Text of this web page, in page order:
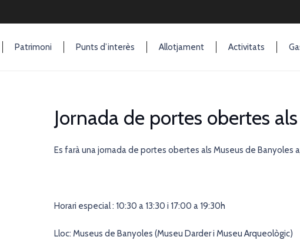
Patrimoni Punts d’interès Allotjament Activitats
Jornada de portes obertes
Es farà una jornada de portes obertes als Museus de Banyoles
Horari especial : 10:30 a 13:30 i 17:00 a 19:30h
Lloc: Museus de Banyoles (Museu Darder i Museu Arqueològic)